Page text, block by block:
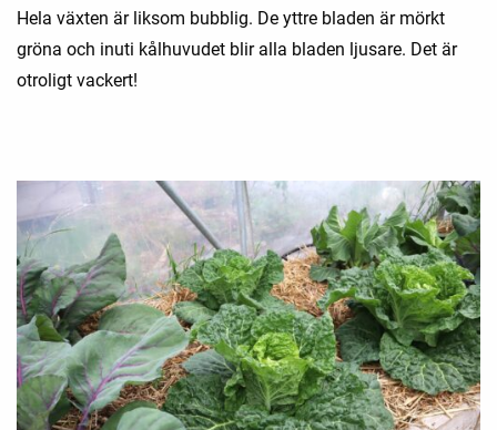
Hela växten är liksom bubblig. De yttre bladen är mörkt
gröna och inuti kålhuvudet blir alla bladen ljusare. Det är
otroligt vackert!